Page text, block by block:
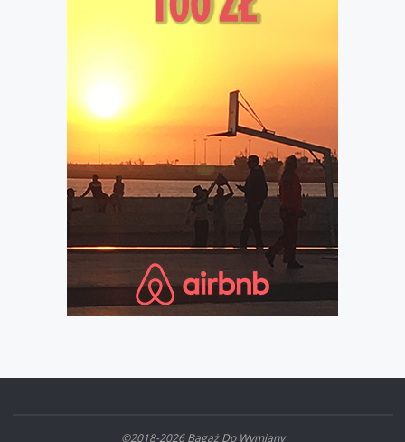
©2018-2026 Bagaż Do Wymiany